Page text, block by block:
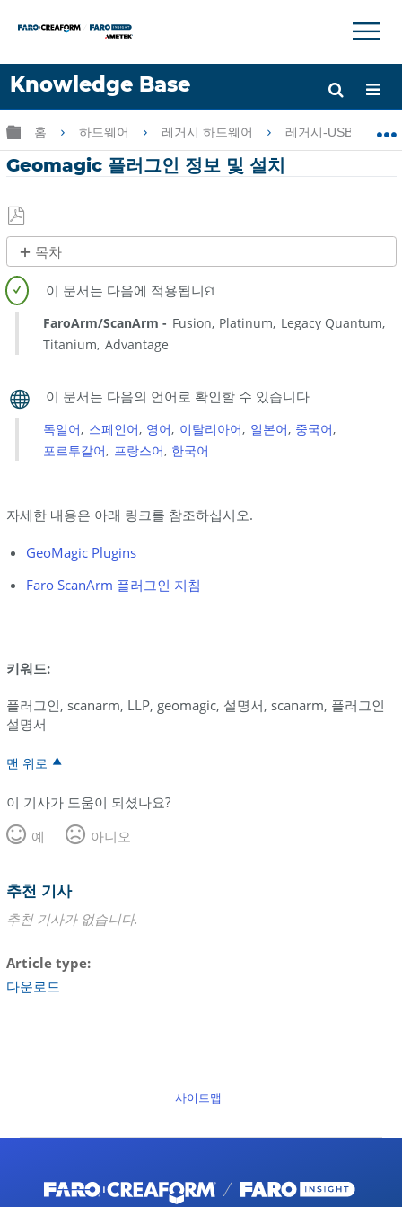
Knowledge Base
언어
도움 받기 로그인
×
글로벌 계층 확장/축소
홈 하드웨어 레거시 하드웨어 레거시-USB
Geomagic 플러그인 정보 및 설치
PDF
로
저
장
목차
제
목
없
FaroArm/ScanArm Fusion Platinum Legacy Quantum
Titanium Advantage
독일어 스페인어 영어 이탈리아어 일본어 중국어
포르투갈어 프랑스어 한국어
자세한 내용은 아래 링크를 참조하십시오.
GeoMagic Plugins
Faro ScanArm 플러그인 지침
키워드:
플러그인, scanarm, LLP, geomagic, 설명서, scanarm, 플러그인
설명서
맨 위로
이 기사가 도움이 되셨나요?
예
아니오
추천 기사
추천 기사가 없습니다.
Article type
다운로드
사이트맵